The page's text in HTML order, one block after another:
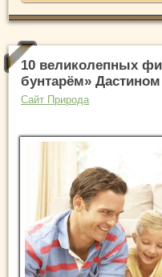
10 великолепных
бунтарём»
Сайт Природа